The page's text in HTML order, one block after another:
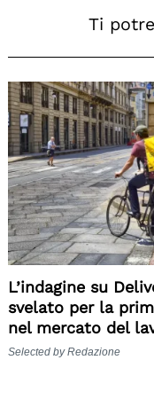
Ti
L’indagine su
svelato per la
nel mercato del
Selected by Redazione